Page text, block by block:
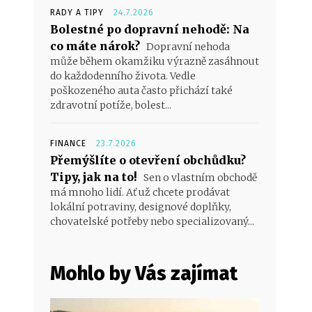
RADY A TIPY 24.7.2026
Bolestné po dopravní nehodě: Na
co máte nárok? Dopravní nehoda
může během okamžiku výrazně zasáhnout
do každodenního života. Vedle
poškozeného auta často přichází také
zdravotní potíže, bolest...
FINANCE 23.7.2026
Přemýšlíte o otevření obchůdku?
Tipy, jak na to! Sen o vlastním obchodě
má mnoho lidí. Ať už chcete prodávat
lokální potraviny, designové doplňky,
chovatelské potřeby nebo specializovaný...
Mohlo by Vás zajímat